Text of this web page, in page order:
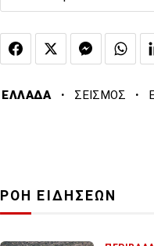
ΕΛΛΑΔΑ · ΣΕΙΣΜΟΣ ·
ΡΟΗ ΕΙΔΗΣΕΩΝ